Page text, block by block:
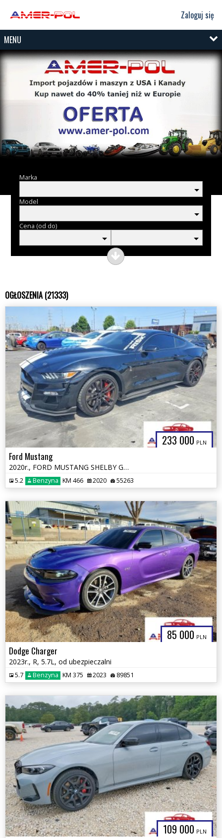
Zaloguj się
MENU
Marka
Model
Cena (od do)
OGŁOSZENIA (21333)
233 000 PLN
Ford Mustang
2020r., FORD MUSTANG SHELBY GT500, 5.2L, od ubezpieczalni
5.2 Benzyna KM 466 2020 55263
85 000 PLN
Dodge Charger
2023r., R, 5.7L, od ubezpieczalni
5.7 Benzyna KM 375 2023 89851
109 000 PLN